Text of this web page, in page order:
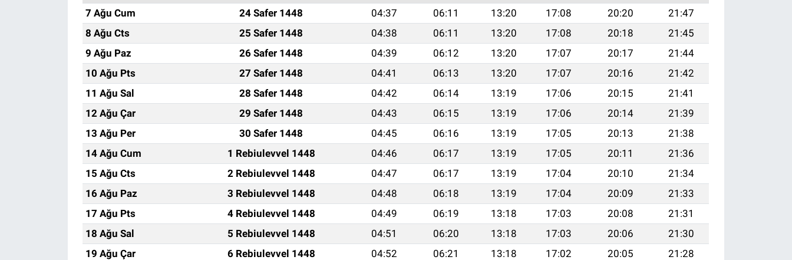
7 Ağu Cum
24 Safer 1448 04:37 06:11 13:20 17:08 20:20
21:47
8 Ağu Cts
25 Safer 1448 04:38 06:11 13:20 17:08 20:18
21:45
9 Ağu Paz
26 Safer 1448 04:39 06:12 13:20 17:07 20:17
21:44
10 Ağu Pts
27 Safer 1448 04:41 06:13 13:20 17:07 20:16
21:42
11 Ağu Sal
28 Safer 1448 04:42 06:14 13:19 17:06 20:15
21:41
12 Ağu Çar
29 Safer 1448 04:43 06:15 13:19 17:06 20:14
21:39
13 Ağu Per
30 Safer 1448 04:45 06:16 13:19 17:05 20:13
21:38
14 Ağu Cum
1 Rebiulevvel 1448 04:46 06:17 13:19 17:05 20:11
21:36
15 Ağu Cts
2 Rebiulevvel 1448 04:47 06:17 13:19 17:04 20:10
21:34
16 Ağu Paz
3 Rebiulevvel 1448 04:48 06:18 13:19 17:04 20:09
21:33
17 Ağu Pts
4 Rebiulevvel 1448 04:49 06:19 13:18 17:03 20:08
21:31
18 Ağu Sal
5 Rebiulevvel 1448 04:51 06:20 13:18 17:03 20:06
21:30
19 Ağu Çar
6 Rebiulevvel 1448 04:52 06:21 13:18 17:02 20:05
21:28